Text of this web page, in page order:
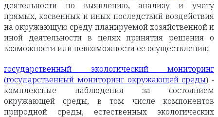
деятельности по выявлению, анализу и учету
прямых, косвенных и иных последствий воздействия
на окружающую среду планируемой хозяйственной и
иной деятельности в целях принятия решения о
возможности или невозможности ее осуществления;
государственный экологический мониторинг
(государственный мониторинг окружающей среды) -
комплексные наблюдения за состоянием
окружающей среды, в том числе компонентов
природной среды, естественных экологических